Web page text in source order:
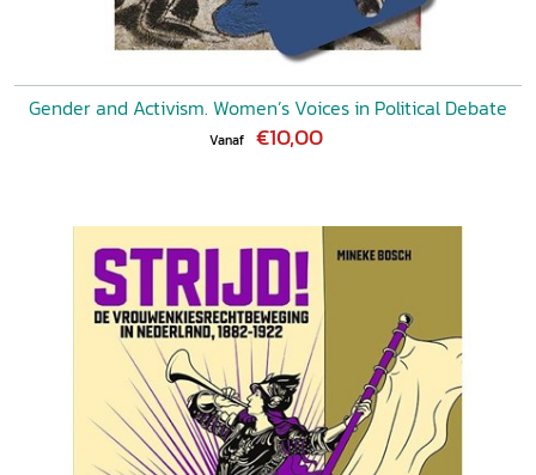
Gender and Activism. Women’s Voices in Political Debate
Vanaf €10,00